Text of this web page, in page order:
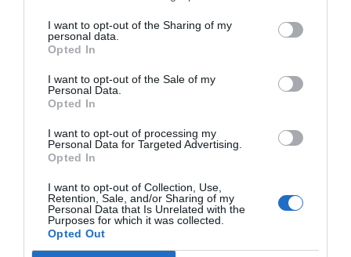
I want to opt-out of the Sharing of my
personal data.
Opted In
I want to opt-out of the Sale of my
Personal Data.
Opted In
I want to opt-out of processing my
Personal Data for Targeted Advertising.
Opted In
I want to opt-out of Collection, Use,
Retention, Sale, and/or Sharing of my
Personal Data that Is Unrelated with the
Purposes for which it was collected.
Opted Out